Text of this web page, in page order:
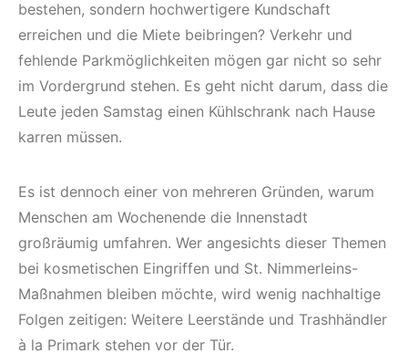
bestehen, sondern hochwertigere Kundschaft
erreichen und die Miete beibringen? Verkehr und
fehlende Parkmöglichkeiten mögen gar nicht so sehr
im Vordergrund stehen. Es geht nicht darum, dass die
Leute jeden Samstag einen Kühlschrank nach Hause
karren müssen.
Es ist dennoch einer von mehreren Gründen, warum
Menschen am Wochenende die Innenstadt
großräumig umfahren. Wer angesichts dieser Themen
bei kosmetischen Eingriffen und St. Nimmerleins-
Maßnahmen bleiben möchte, wird wenig nachhaltige
Folgen zeitigen: Weitere Leerstände und Trashhändler
à la Primark stehen vor der Tür.